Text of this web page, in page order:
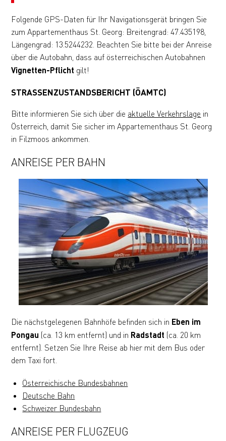
Folgende GPS-Daten für Ihr Navigationsgerät bringen Sie
zum Appartementhaus St. Georg: Breitengrad: 47.435198,
Längengrad: 13.5244232. Beachten Sie bitte bei der Anreise
über die Autobahn, dass auf österreichischen Autobahnen
Vignetten-Pflicht gilt!
STRASSENZUSTANDSBERICHT (ÖAMTC)
Bitte informieren Sie sich über die aktuelle Verkehrslage in
Österreich, damit Sie sicher im Appartementhaus St. Georg
in Filzmoos ankommen.
ANREISE PER BAHN
Die nächstgelegenen Bahnhöfe befinden sich in Eben im
Pongau (ca. 13 km entfernt) und in Radstadt (ca. 20 km
entfernt). Setzen Sie Ihre Reise ab hier mit dem Bus oder
dem Taxi fort.
Österreichische Bundesbahnen
Deutsche Bahn
Schweizer Bundesbahn
ANREISE PER FLUGZEUG